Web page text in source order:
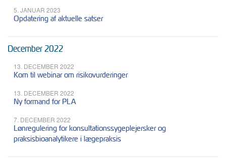
5. JANUAR 2023
Opdatering af aktuelle satser
December 2022
13. DECEMBER 2022
Kom til webinar om risikovurderinger
13. DECEMBER 2022
Ny formand for PLA
7. DECEMBER 2022
Lønregulering for konsultationssygeplejersker og
praksisbioanalytikere i lægepraksis